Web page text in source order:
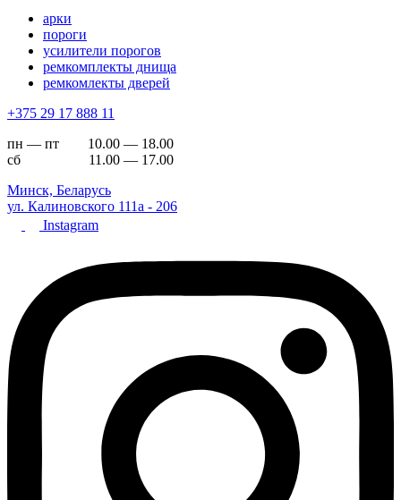
арки
пороги
усилители порогов
ремкомплекты днища
ремкомлекты дверей
+375 29 17 888 11
пн — пт 10.00 — 18.00
сб 11.00 — 17.00
Минск, Беларусь
ул. Калиновского 111а - 206
Instagram